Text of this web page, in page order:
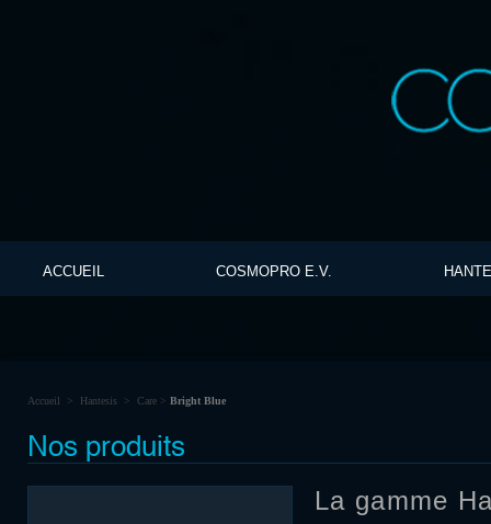
ACCUEIL COSMOPRO E.V.
Accueil > Hantesis > Care > Bright Blue
Nos produits
La gamme